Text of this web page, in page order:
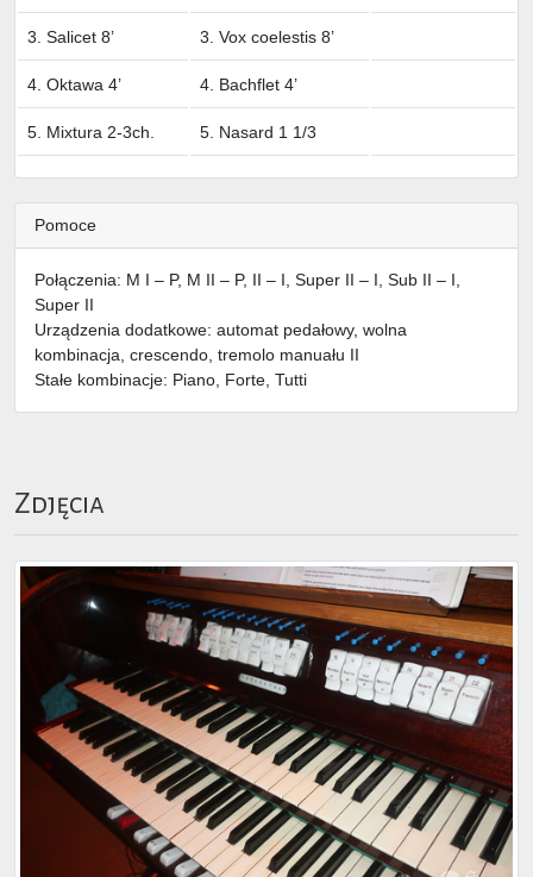
3. Salicet 8’ 3. Vox coelestis 8’
4. Oktawa 4’ 4. Bachflet 4’
5. Mixtura 2-3ch. 5. Nasard 1 1/3
Pomoce
Połączenia: M I – P, M II – P, II – I, Super II – I, Sub II – I,
Super II
Urządzenia dodatkowe: automat pedałowy, wolna
kombinacja, crescendo, tremolo manuału II
Stałe kombinacje: Piano, Forte, Tutti
Zdjęcia